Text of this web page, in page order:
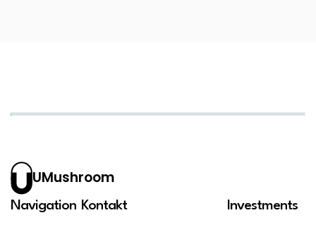
UMushroom
Navigation Kontakt Investments